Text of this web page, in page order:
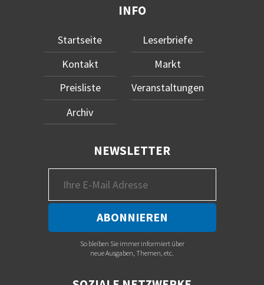
INFO
Startseite
Kontakt
Preisliste
Archiv
Leserbriefe
Markt
Veranstaltungen
NEWSLETTER
So bleiben Sie immer informiert über
neue Ausgaben, Themen, etc.